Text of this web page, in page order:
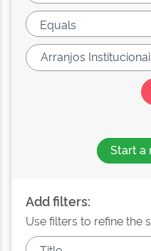
Start a
Add filters:
Use filters to refine the